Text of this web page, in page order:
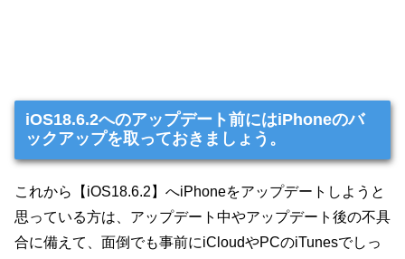
iOS18.6.2へのアップデート前にはiPhoneのバ
ックアップを取っておきましょう。
これから【iOS18.6.2】へiPhoneをアップデートしようと
思っている方は、アップデート中やアップデート後の不具
合に備えて、面倒でも事前にiCloudやPCのiTunesでしっ